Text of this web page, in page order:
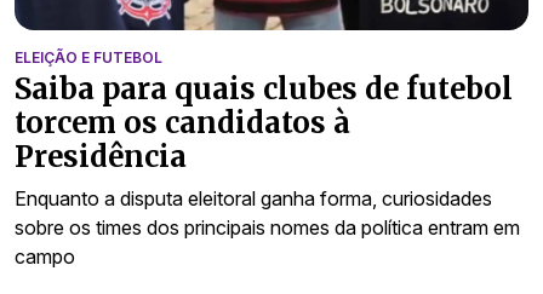
ELEIÇÃO E FUTEBOL
Saiba para quais clubes de futebol
torcem os candidatos à
Presidência
Enquanto a disputa eleitoral ganha forma, curiosidades
sobre os times dos principais nomes da política entram em
campo